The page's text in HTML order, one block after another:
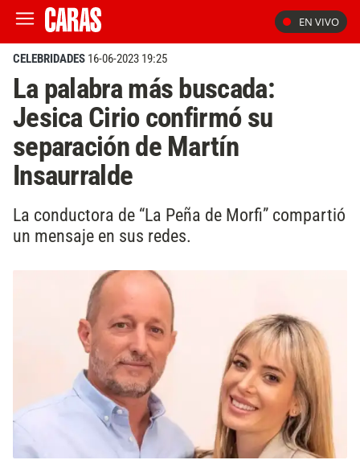
EN VIVO
CELEBRIDADES 16-06-2023 19:25
La palabra más buscada:
Jesica Cirio confirmó su
separación de Martín
Insaurralde
La conductora de “La Peña de Morfi” compartió
un mensaje en sus redes.